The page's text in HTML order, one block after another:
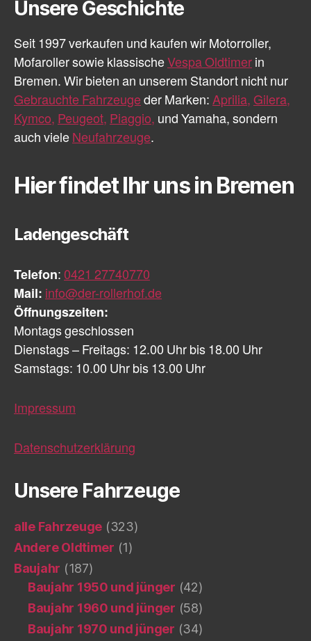
Unsere Geschichte
Seit 1997 verkaufen und kaufen wir Motorroller,
Mofaroller sowie klassischeVespa Oldtimer in
Bremen. Wir bieten an unserem Standort nicht nur
Gebrauchte Fahrzeugeder Marken: Aprilia, Gilera,
Kymco, Peugeot, Piaggio, und Yamaha, sondern
auch viele Neufahrzeuge.
Hier findet Ihr uns in Bremen
Ladengeschäft
Telefon: 0421 27740770
Mail: info@der-rollerhof.de
Öffnungszeiten:
Montags geschlossen
Dienstags – Freitags: 12.00 Uhr bis 18.00 Uhr
Samstags: 10.00 Uhr bis 13.00 Uhr
Impressum
Datenschutzerklärung
Unsere Fahrzeuge
alle Fahrzeuge (323)
Andere Oldtimer (1)
Baujahr (187)
Baujahr 1950 und jünger (42)
Baujahr 1960 und jünger (58)
Baujahr 1970 und jünger (34)